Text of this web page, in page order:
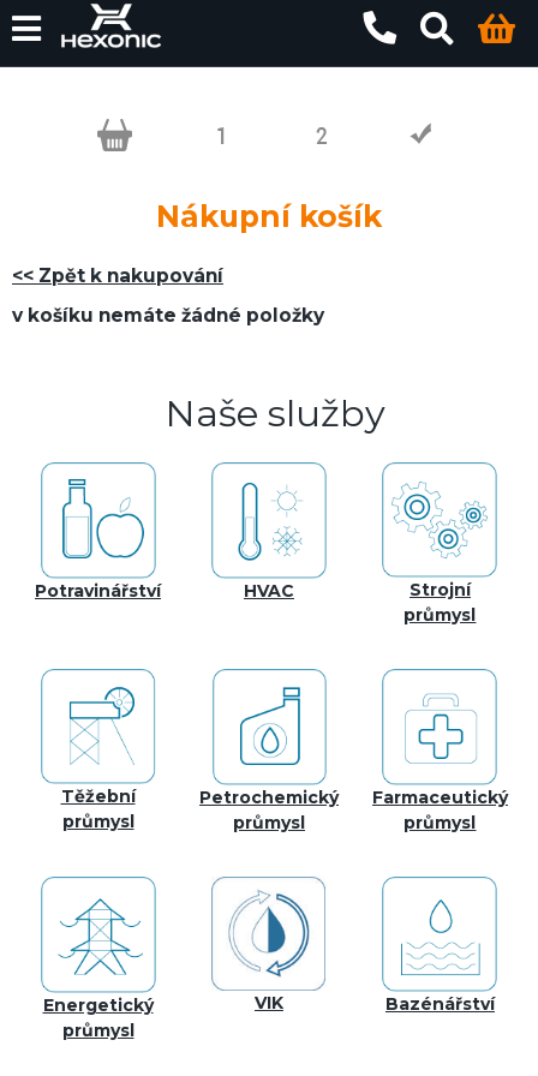
Nákupní košík
<< Zpět k nakupování
v košíku nemáte žádné položky
Naše služby
Potravinářství HVAC
Strojní
průmysl
Těžební
průmysl
Petrochemický
průmysl
Farmaceutický
průmysl
Energetický
průmysl
VIK Bazénářství